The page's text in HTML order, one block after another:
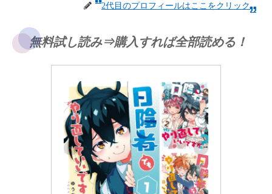
2代目のプロフィールはここをクリック
無料試し読み⇒購入すれば全部読める！